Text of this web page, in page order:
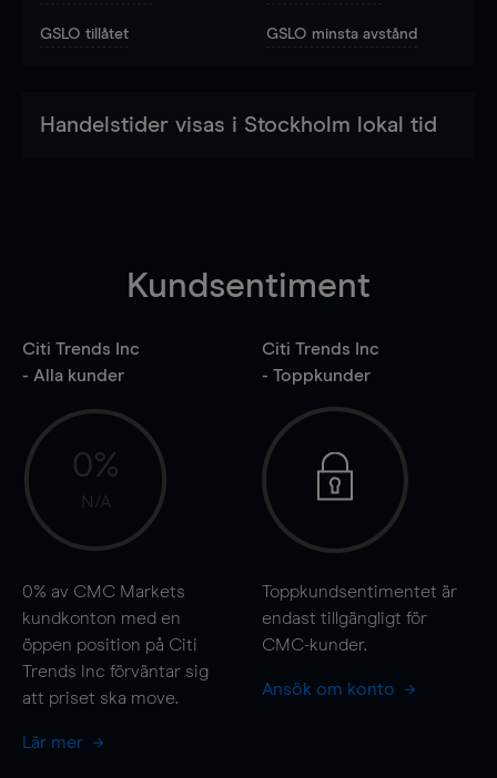
GSLO tillåtet GSLO minsta avstånd
Handelstider visas i Stockholm lokal tid
Kundsentiment
Citi Trends Inc
- Alla kunder
0%
N/A
0% av CMC Markets
kundkonton med en
öppen position på Citi
Trends Inc förväntar sig
att priset ska move.
Lär mer
Citi Trends Inc
- Toppkunder
Toppkundsentimentet är
endast tillgängligt för
CMC-kunder.
Ansök om konto